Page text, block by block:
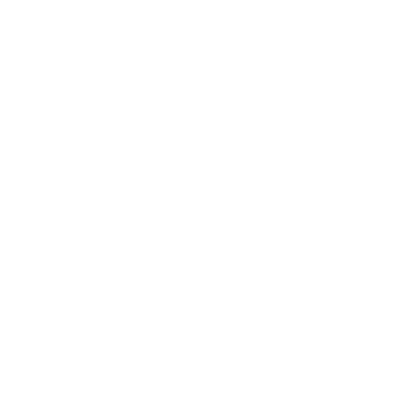
zurückzunehmen und die Bedeutung
zu wiederholen und damit
und eine erfolgreiche
für Alleinerziehende o.ä.
Sprachförderung von Frauen
von Herkunft und Bildungsstand, zu
zu ermöglichen